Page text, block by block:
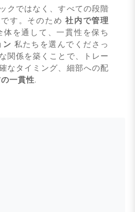
クではなく、すべての段階
です。そのため社内で管理
体を通して、一貫性を保ち
ン 私たちを選んでくださっ
関係を築くことで、トレー
なタイミング、細部への配
一貫性.